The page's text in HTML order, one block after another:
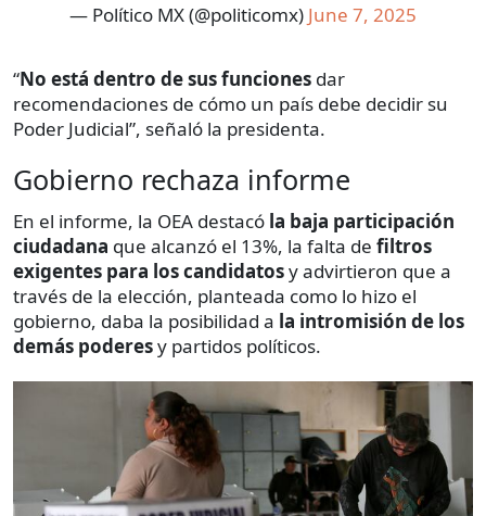
— Político MX (@politicomx) June 7, 2025
“No está dentro de sus funciones dar
recomendaciones de cómo un país debe decidir su
Poder Judicial”, señaló la presidenta.
Gobierno rechaza informe
En el informe, la OEA destacó la baja participación
ciudadana que alcanzó el 13%, la falta de filtros
exigentes para los candidatosy advirtieron que a
través de la elección, planteada como lo hizo el
gobierno, daba la posibilidad a la intromisión de los
demás poderesy partidos políticos.